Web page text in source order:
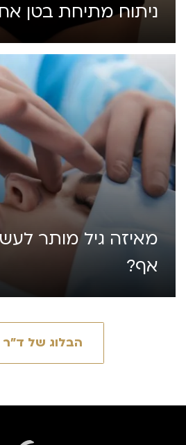
ניתוח מתיחת בטן
מאיזה גיל מותר
אף?
הבלוג של ד״ר